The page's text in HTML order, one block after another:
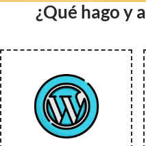
¿Qué hago y